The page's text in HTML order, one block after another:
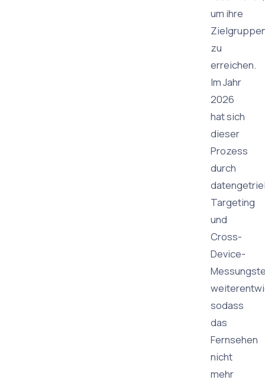
um ihre
zu
erreichen.
Im Jahr
2026
hat sich
dieser
Prozess
durch
Targeting
und
Cross-
Device-
sodass
das
Fernsehen
nicht
mehr